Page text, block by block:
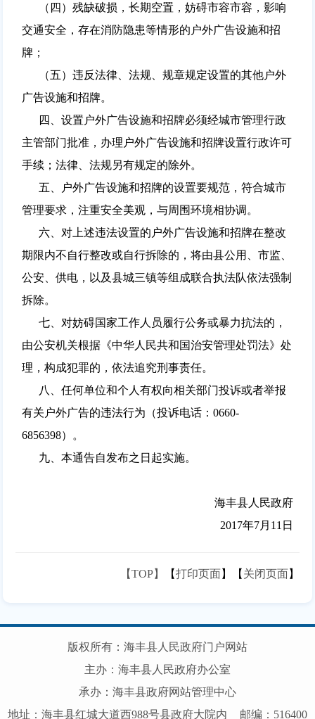
（四）残缺破损，长期空置，妨碍市容市容，影响
交通安全，存在消防隐患等情形的户外广告设施和招
牌；
（五）违反法律、法规、规章规定设置的其他户外
广告设施和招牌。
四、设置户外广告设施和招牌必须经城市管理行政
主管部门批准，办理户外广告设施和招牌设置行政许可
手续；法律、法规另有规定的除外。
五、户外广告设施和招牌的设置要规范，符合城市
管理要求，注重安全美观，与周围环境相协调。
六、对上述违法设置的户外广告设施和招牌在整改
期限内不自行整改或自行拆除的，将由县公用、市监、
公安、供电，以及县城三镇等组成联合执法队依法强制
拆除。
七、对妨碍国家工作人员履行公务或暴力抗法的，
由公安机关根据《中华人民共和国治安管理处罚法》处
理，构成犯罪的，依法追究刑事责任。
八、任何单位和个人有权向相关部门投诉或者举报
有关户外广告的违法行为（投诉电话：0660-
6856398）。
九、本通告自发布之日起实施。
海丰县人民政府
2017年7月11日
【TOP】 【打印页面】【 关闭页面】
版权所有：海丰县人民政府门户网站
主办：海丰县人民政府办公室
承办：海丰县政府网站管理中心
地址：海丰县红城大道西988号县政府大院内
邮编：516400